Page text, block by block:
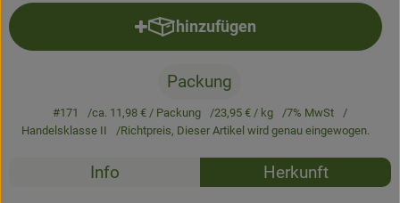
Schnupperangebote
Über uns
hinzufügen
Produkt zum Warenkorb
Packung
#171 ca. 11,98 € / Packung 23,95 € / kg
7% MwSt
Handelsklasse II
Richtpreis, Dieser Artikel wird genau eingewogen.
Rezepte
Info Herkunft